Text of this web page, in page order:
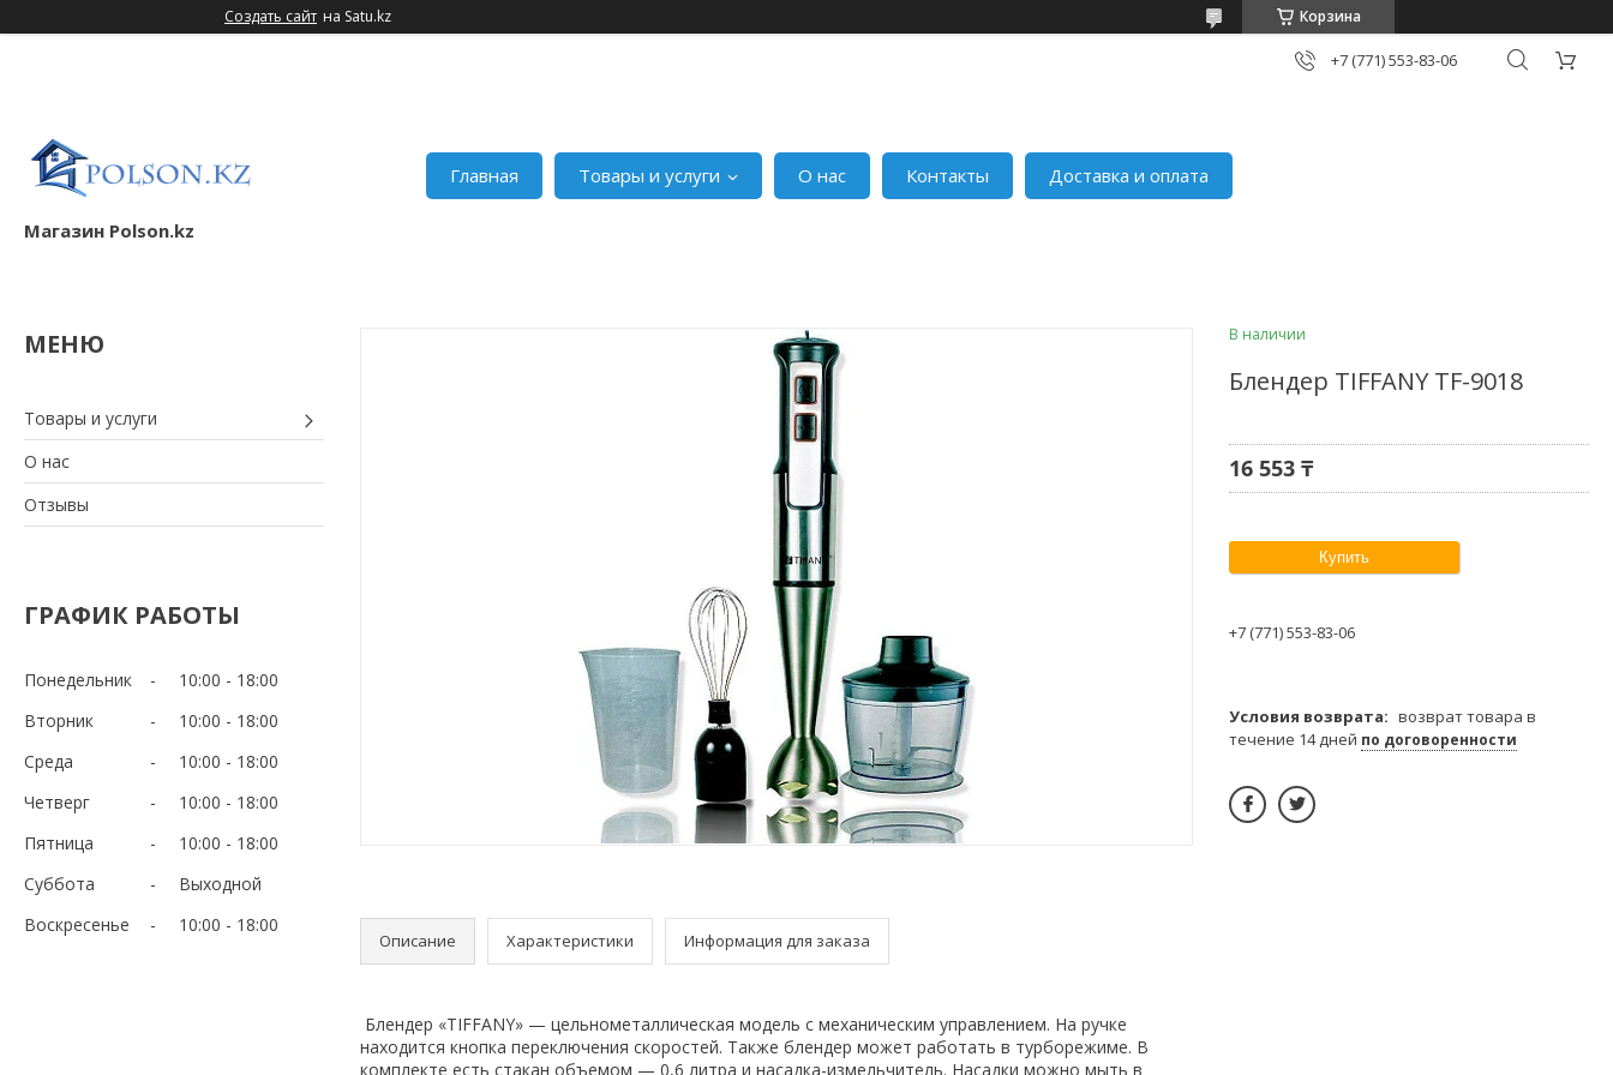
Создать сайт на Satu.kz Корзина
+7 (771) 553-83-06
Магазин Polson.kz
Главная Товары и услуги О нас Контакты Доставка и оплата
Товары и услуги
О нас
Отзывы
ГРАФИК РАБОТЫ
Понедельник 10:00
18:00
Вторник
10:00
18:00
Среда
10:00
18:00
Четверг
10:00
18:00
Пятница
10:00
18:00
Суббота
Выходной
Воскресенье
10:00 18:00
Описание Характеристики Информация для заказа
Блендер «TIFFANY» — цельнометаллическая модель с механическим управлением. На ручке
находится кнопка переключения скоростей. Также блендер может работать в турборежиме. В
комплекте есть стакан объемом — 0,6 литра и насадка-измельчитель. Насадки можно мыть в
В наличии
Блендер TIFFANY TF-9018
16 553 ₸
Купить
+7 (771) 553-83-06
возврат товара в
течение 14 дней по договоренности